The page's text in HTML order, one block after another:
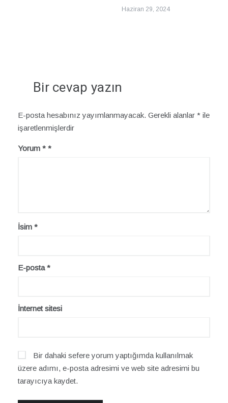
Haziran 29, 2024
Bir cevap yazın
E-posta hesabınız yayımlanmayacak. Gerekli alanlar * ile
işaretlenmişlerdir
Yorum *
İsim *
E-posta*
İnternet sitesi
Bir dahaki sefere yorum yaptığımda kullanılmak
üzere adımı, e-posta adresimi ve web site adresimi bu
tarayıcıya kaydet.